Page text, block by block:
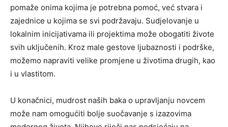
pomaže onima kojima je potrebna pomoć, već stvara i
zajednice u kojima se svi podržavaju. Sudjelovanje u
lokalnim inicijativama ili projektima može obogatiti živote
svih uključenih. Kroz male gestove ljubaznosti i podrške,
možemo napraviti velike promjene u životima drugih, kao
i u vlastitom.
U konačnici, mudrost naših baka o upravljanju novcem
može nam omogućiti bolje suočavanje s izazovima